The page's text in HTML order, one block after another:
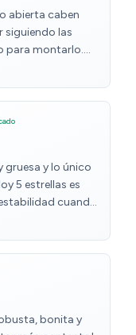
abierta caben
siguiendo las
para montarlo.
gruesa y lo único
5 estrellas es
cuando
no es que se
pasa. Por lo
bonita y